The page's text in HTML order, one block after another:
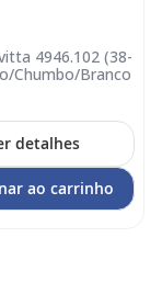
4946.102 (38-
Chumbo/Branco
detalhes
ao carrinho